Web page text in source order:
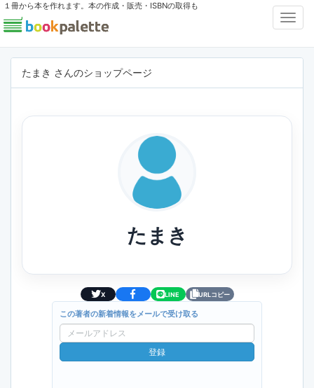
１冊から本を作れます。本の作成・販売・ISBNの取得も
たまき さんのショップページ
たまき
X LINE URLコピー
この著者の新着情報をメールで受け取る
ー
ル
登録